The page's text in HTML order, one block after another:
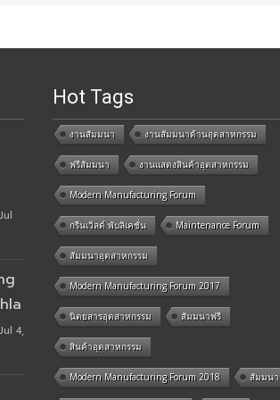
4,
Hot Tags
งานสัมมนา งานสัมมนาด้านอุตสาหกรรม
ฟรีสัมมนา งานแสดงสินค้าอุตสาหกรรม
Modern Manufacturing Forum
กรีนเวิลด์ พับลิเคชั่น Maintenance Forum
สัมมนาอุตสาหกรรม
Modern Manufacturing Forum 2017
นิตยสารอุตสาหกรรม สัมมนาฟรี
สินค้าอุตสาหกรรม
Modern Manufacturing Forum 2018 สัมมนา